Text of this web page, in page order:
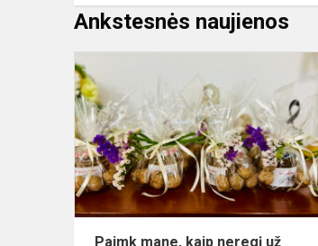
Ankstesnės naujienos
Paimk mane, kaip neregį už